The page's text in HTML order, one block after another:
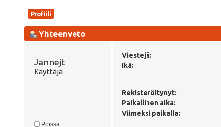
Profiili
Yhteenveto
Jannejt
Käyttäjä
Poissa
Viestejä:
Ikä:
Rekisteröitynyt:
Paikallinen aika:
Viimeksi paikalla: